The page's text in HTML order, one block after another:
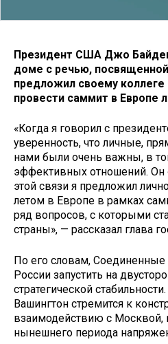
Президент США Джо
доме с речью, посвященной
предложил своему коллеге
провести саммит в Европе
«Когда я говорил с
уверенность, что личные,
нами были очень важны, в
эффективных отношений. Он
этой связи я предложил
летом в Европе в рамках
ряд вопросов, с которыми
страны», — рассказал глава
По его словам,
России запустить на
стратегической
Вашингтон стремится к
взаимодействию с Москвой,
нынешнего периода